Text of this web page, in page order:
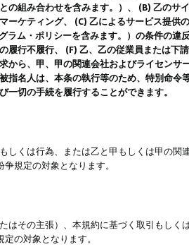
組み合わせを含みます。）、 (B) 乙の
ケティング、 (C) 乙によるサービス提供
ム・ポリシーを含みます。）の条件の
行不履行、 (F) 乙、乙の従業員または下
から、甲、甲の関連会社およびライセン
指名人は、本条の執行等のため、特別命
切の手続を履行することができます。
しくは行為、または乙と甲もしくは甲の
規定の対象となります。
はその主張）、本規約に基づく取引もし
の対象となります。